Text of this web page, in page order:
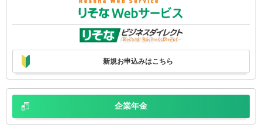
新規お申込みはこちら
企業年金